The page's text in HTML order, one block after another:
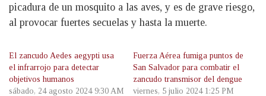
picadura de un mosquito a las aves, y es de grave riesgo,
al provocar fuertes secuelas y hasta la muerte.
El zancudo Aedes aegypti usa
el infrarrojo para detectar
objetivos humanos
sábado, 24 agosto 2024 9:30 AM
Fuerza Aérea fumiga puntos de
San Salvador para combatir el
zancudo transmisor del dengue
viernes, 5 julio 2024 1:25 PM